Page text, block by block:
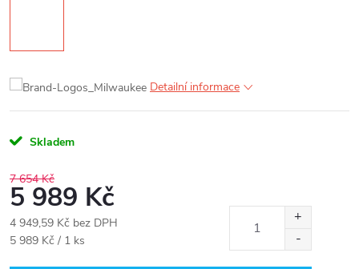
Detailní informace
Skladem
7 654 Kč
5 989 Kč
4 949,59 Kč bez DPH
Měrná
5 989 Kč / 1 ks